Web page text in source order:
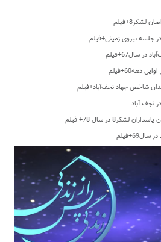
جلسه نیروی زمینی+فیلم
سال67+فیلم
شاخص جهاد نجف‌آباد+فیلم
نجف آباد
در سال 78+ فیلم